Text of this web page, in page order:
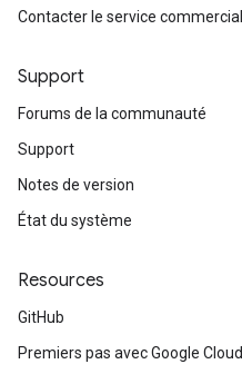
Contacter le service commercial
Support
Forums de la communauté
Support
Notes de version
État du système
Resources
GitHub
Premiers pas avec Google Cloud